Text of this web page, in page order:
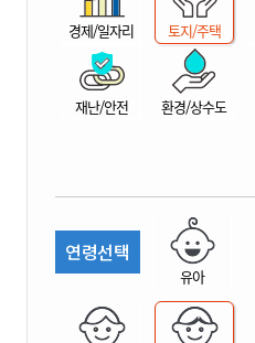
산
경제/일자리 토지/주택
재난/안전 환경/상수도
연령선택
유아